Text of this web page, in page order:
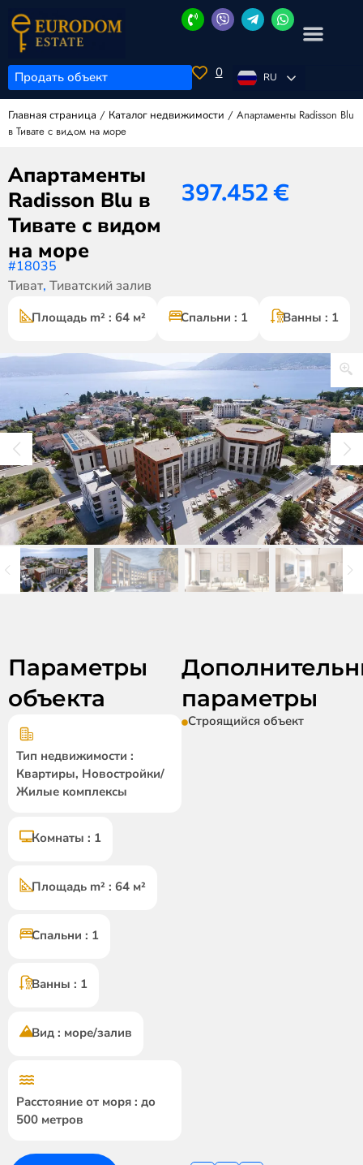
Продать объект 0 RU
Главная страница / Каталог недвижимости / Апартаменты Radisson Blu
в Тивате с видом на море
Апартаменты
Radisson Blu в
Тивате с видом
на море
#18035
Тиват, Тиватский залив
397.452 €
Площадь m² : 64 м² Спальни : 1 Ванны : 1
Параметры
объекта
Тип недвижимости :
Квартиры, Новостройки/
Жилые комплексы
Комнаты : 1
Площадь m² : 64 м²
Спальни : 1
Ванны : 1
Вид : море/залив
Расстояние от моря : до
500 метров
параметры
Строящийся объект